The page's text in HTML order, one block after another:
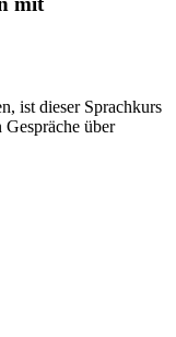
ist dieser Sprachkurs
über